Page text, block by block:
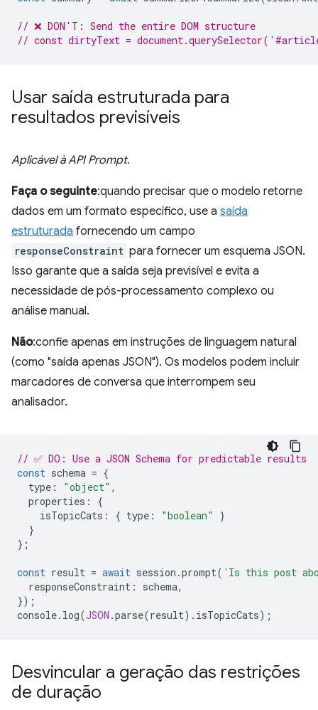
// ❌ DON'T: Send the entire DOM structure
// const dirtyText =
Usar saída estruturada para
resultados previsíveis
Aplicável à API Prompt.
Faça o seguinte:quando precisar que o modelo retorne
dados em um formato específico, use a saída
estruturada fornecendo um campo
responseConstraint para fornecer um esquema JSON.
Isso garante que a saída seja previsível e evita a
necessidade de pós-processamento complexo ou
análise manual.
Não:confie apenas em instruções de linguagem natural
(como "saída apenas JSON"). Os modelos podem incluir
marcadores de conversa que interrompem seu
analisador.
// ✅ DO: Use a JSON Schema for predictable results
const schema = {
type : "object" ,
properties :
{
isTopicCats : { type : "boolean"
}
}
};
const result = await session .prompt( `Is this post
responseConstraint : schema,
});
console. log(JSON .parse(result). isTopicCats);
Desvincular a geração das restrições
de duração